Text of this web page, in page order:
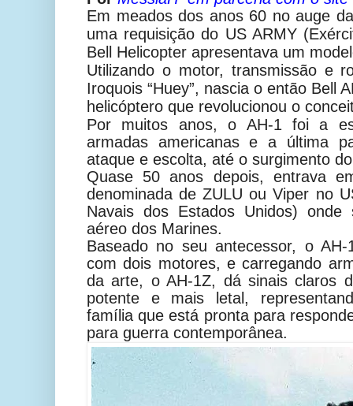
Em meados dos anos 60 no auge
uma requisição do US ARMY
Bell Helicopter apresentava um
Utilizando o motor, transmissão e
Iroquois “Huey”, nascia o então Bell
helicóptero que revolucionou o
Por muitos anos, o AH-1 foi a
armadas americanas e a última
ataque e escolta, até o surgimento
Quase 50 anos depois, entrava
denominada de ZULU ou Viper no
Navais dos Estados Unidos) onde
aéreo dos Marines.
Baseado no seu antecessor, o AH-
com dois motores, e carregando
da arte, o AH-1Z, dá sinais claros
potente e mais letal,
família que está pronta para
para guerra contemporânea.